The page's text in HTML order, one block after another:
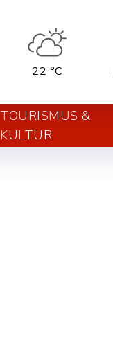
22 °C
TOURISMUS &
KULTUR